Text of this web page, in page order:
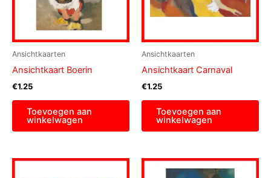
Ansichtkaarten
Ansichtkaart Boerin
€1.25
Toevoegen aan
winkelwagen
Ansichtkaarten
Ansichtkaart Carnaval
€1.25
Toevoegen aan
winkelwagen